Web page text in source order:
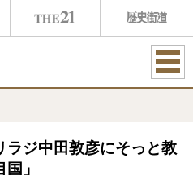
ME
ラジ中田敦彦にそっと教
」